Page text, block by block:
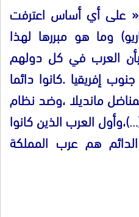
« على أي أساس اعترفت
) وما هو مبررها لهذا
بأن العرب في كل دولهم
إفريقيا .كانوا دائما
مانديلا ،وضد نظام
،وأول العرب الذين كانوا
هم عرب المملكة